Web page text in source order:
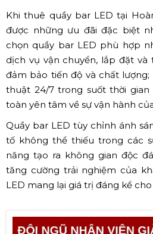
Khi thuê quầy bar LED tại
được những ưu đãi đặc biệt
chọn quầy bar LED phù hợp
dịch vụ vận chuyển, lắp đặt và
đảm bảo tiến độ và chất
thuật 24/7 trong suốt thời
toàn yên tâm về sự vận hành
Quầy bar LED tùy chỉnh ánh
tố không thể thiếu trong các
năng tạo ra không gian độc
tăng cường trải nghiệm của
LED mang lại giá trị đáng kể